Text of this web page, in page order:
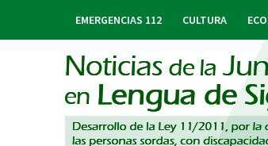
EMERGENCIAS 112 CULTURA